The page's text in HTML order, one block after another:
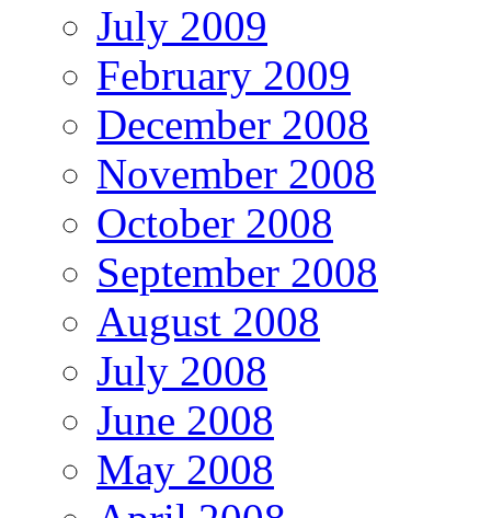
July 2009
February 2009
December 2008
November 2008
October 2008
September 2008
August 2008
July 2008
June 2008
May 2008